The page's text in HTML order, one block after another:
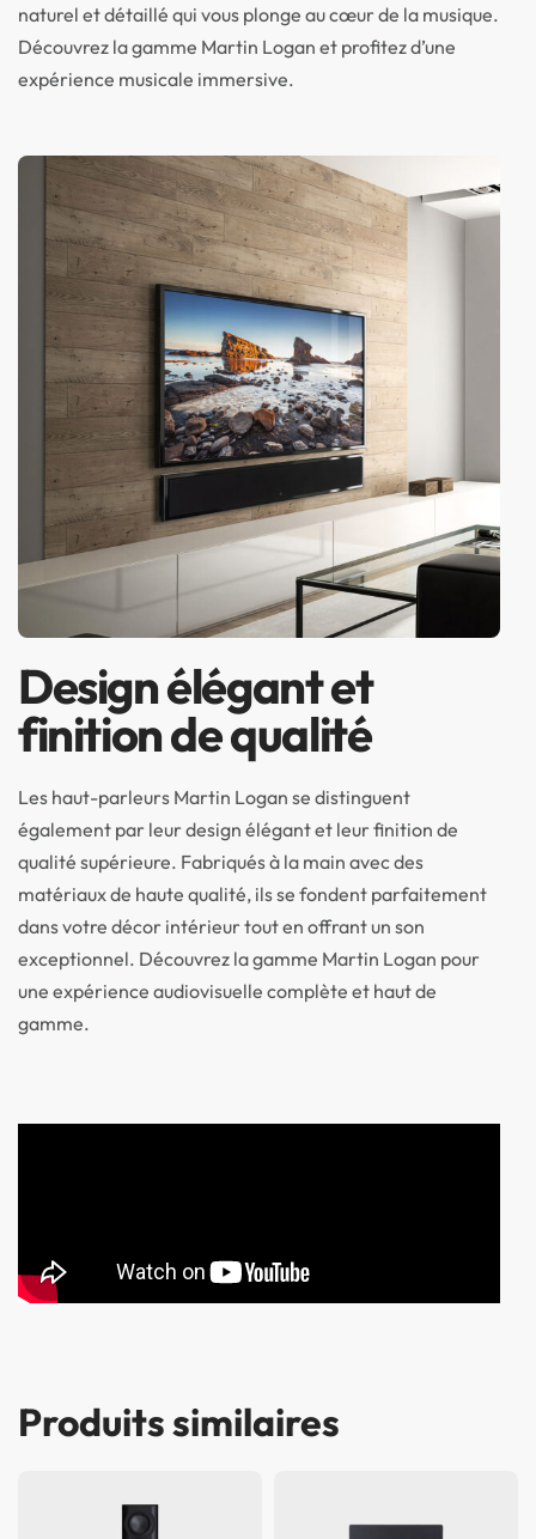
naturel et détaillé qui vous plonge au cœur de la musique.
Découvrez la gamme Martin Logan et profitez d’une
expérience musicale immersive.
Design élégant et
finition de qualité
Les haut-parleurs Martin Logan se distinguent
également par leur design élégant et leur finition de
qualité supérieure. Fabriqués à la main avec des
matériaux de haute qualité, ils se fondent parfaitement
dans votre décor intérieur tout en offrant un son
exceptionnel. Découvrez la gamme Martin Logan pour
une expérience audiovisuelle complète et haut de
gamme.
Produits similaires